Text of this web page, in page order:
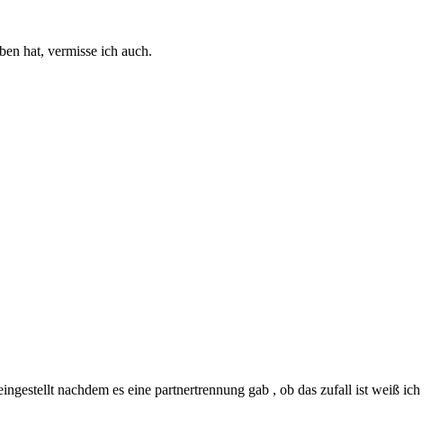
hat, vermisse ich auch.
nachdem es eine partnertrennung gab , ob das zufall ist weiß ich